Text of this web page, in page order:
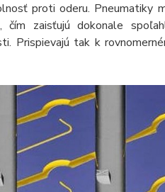
proti oderu. Pneumatiky
čím zaisťujú dokonale
Prispievajú tak k